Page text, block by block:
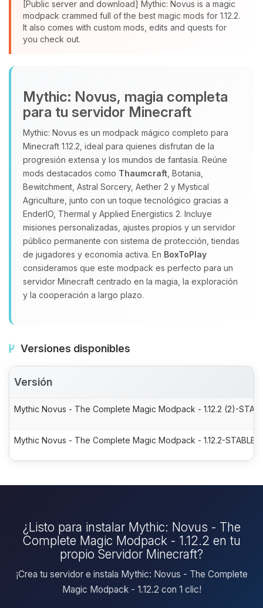
[Public server and download] Mythic: Novus is a magic
modpack crammed full of the best magic mods for 1.12.2.
It also comes with custom mods, edits and quests for
you check out.
Mythic: Novus, magia completa
para tu servidor Minecraft
Mythic: Novus es un modpack mágico completo para
Minecraft 1.12.2, ideal para quienes disfrutan de la
progresión extensa y los mundos de fantasía. Reúne
mods destacados como Thaumcraft , Botania,
Bewitchment, Astral Sorcery, Aether 2 y Mystical
Agriculture, junto con un toque tecnológico gracias a
EnderIO, Thermal y Applied Energistics 2. Incluye
misiones personalizadas, ajustes propios y un servidor
público permanente con sistema de protección, tiendas
de jugadores y economía activa. En BoxToPlay
consideramos que este modpack es perfecto para un
servidor Minecraft centrado en la magia, la exploración
y la cooperación a largo plazo.
Versiones disponibles
Versión
Mythic Novus - The Complete Magic Modpack - 1.12.2 (2)-
Mythic Novus - The Complete Magic Modpack - 1.12.2-STABLE-
¿Listo para instalar Mythic: Novus - The
Complete Magic Modpack - 1.12.2 en tu
propio Servidor Minecraft?
¡Crea tu servidor e instala Mythic: Novus - The Complete
Magic Modpack - 1.12.2 con 1 clic!
asistente de BoxToPlay. Cuentame
que necesitas y moveré mis
pequenos circuitos para ayudarte.
07/08/2026 14:47